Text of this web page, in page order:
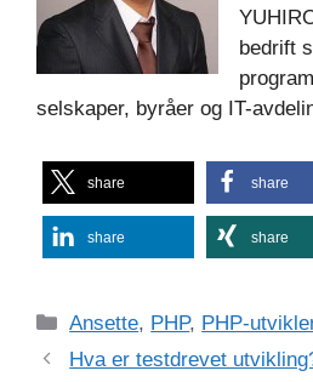
bedrift
selskaper, byråer og IT-
share share
share share
Kategorier
Ansette, PHP, PHP-
Hva er testdrevet